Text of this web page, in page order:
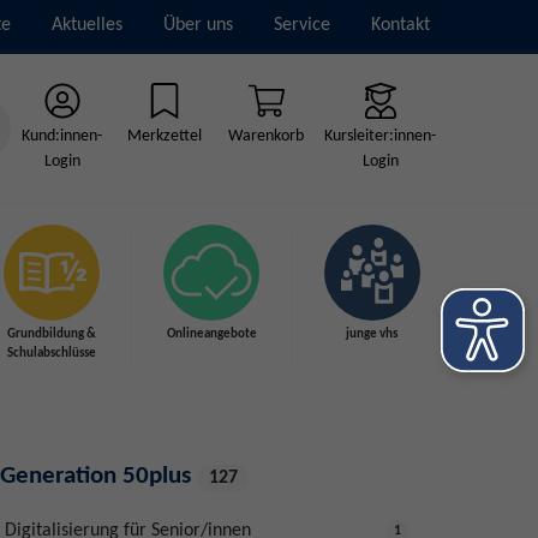
Aktuelles Über uns Service Kontakt
Kund:innen-
Login
Merkzettel Warenkorb
Kursleiter:innen-
Login
Grundbildung &
Schulabschlüsse
Onlineangebote junge vhs
Generation 50plus 127
Digitalisierung für Senior/innen 1